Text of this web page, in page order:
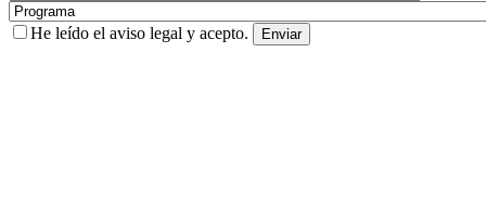
He leído el aviso legal y acepto.